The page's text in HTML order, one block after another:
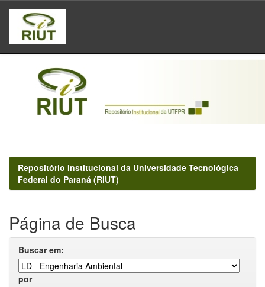
Skip
navigation
Repositório Institucional da Universidade Tecnológica
Federal do Paraná (RIUT)
Página de Busca
Buscar em:
por